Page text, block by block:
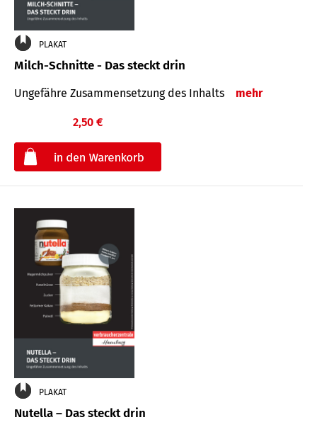
PLAKAT
Milch-Schnitte - Das steckt drin
Ungefähre Zu­sammen­setzung des Inhalts mehr
2,50 €
PLAKAT
Nutella – Das steckt drin